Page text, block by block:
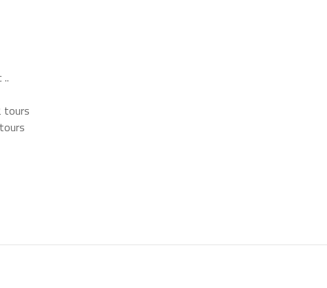
..
tours